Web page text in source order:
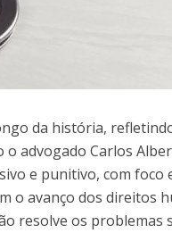
da história,
advogado Carlos
e punitivo, com foco
o avanço dos direitos
resolve os problemas